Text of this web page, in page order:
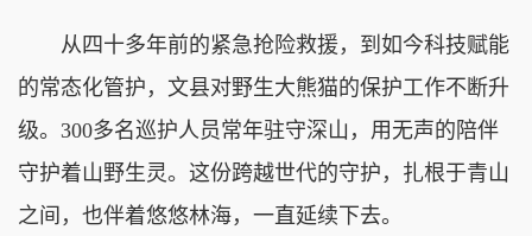
从四十多年前的紧急抢险救援，到如今科技赋能
的常态化管护，文县对野生大熊猫的保护工作不断升
级。300多名巡护人员常年驻守深山，用无声的陪伴
守护着山野生灵。这份跨越世代的守护，扎根于青山
之间，也伴着悠悠林海，一直延续下去。